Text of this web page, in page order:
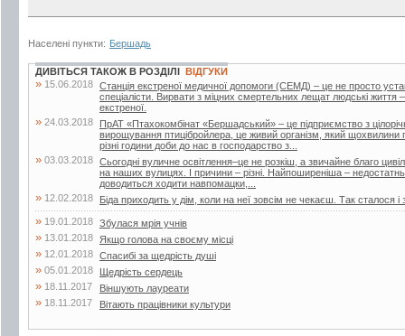
Населені пункти: Бершадь
ДИВІТЬСЯ ТАКОЖ В РОЗДІЛІ ВІДГУКИ
» 15.06.2018 Станція екстреної медичної допомоги (СЕМД) – це не просто
спеціалісти. Вирвати з міцних смертельних лещат людські життя
екстреної.
» 24.03.2018
ПрАТ «Птахокомбінат «Бершадський» – це підприємство з
вирощування птицібройлера, це живий організм, який щохвилини
різні години доби до нас в господарство з...
» 03.03.2018 Сьогодні вуличне освітлення–це не розкіш, а звичайне благо
на наших вулицях. І причини – різні. Найпоширеніша –
доводиться ходити навпомацки,...
» 12.02.2018 Біда приходить у дім, коли на неї зовсім не чекаєш. Так сталося
» 19.01.2018 Збулася мрія учнів
» 13.01.2018 Якщо голова на своєму місці
» 12.01.2018 Спасибі за щедрість душі
» 05.01.2018 Щедрість сердець
» 18.11.2017 Віншують лауреати
» 18.11.2017 Вітають працівники культури